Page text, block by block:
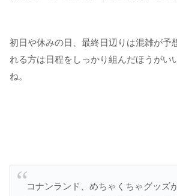
初日や休みの日、最終日辺りは混雑が予
れる方は日程をしっかり組んだほうがい
ね。
コナンランド、めちゃくちゃグッズ